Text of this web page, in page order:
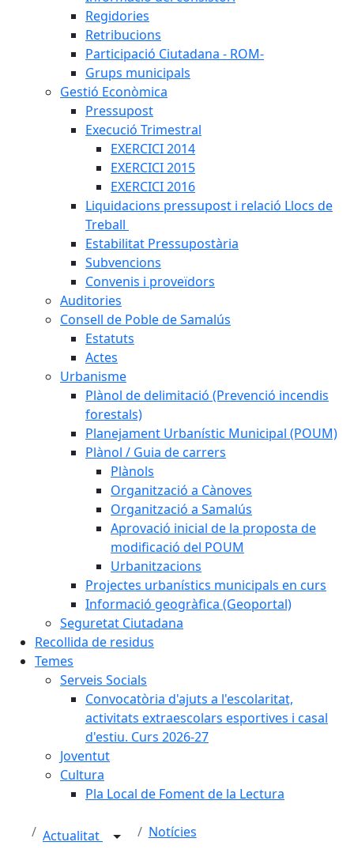
Regidories
Retribucions
Participació Ciutadana - ROM-
Grups municipals
Gestió Econòmica
Pressupost
Execució Trimestral
EXERCICI 2014
EXERCICI 2015
EXERCICI 2016
Liquidacions pressupost i relació Llocs de
Treball
Estabilitat Pressupostària
Subvencions
Convenis i proveïdors
Auditories
Consell de Poble de Samalús
Estatuts
Actes
Urbanisme
Plànol de delimitació (Prevenció incendis
forestals)
Planejament Urbanístic Municipal (POUM)
Plànol / Guia de carrers
Plànols
Organització a Cànoves
Organització a Samalús
Aprovació inicial de la proposta de
modificació del POUM
Urbanitzacions
Projectes urbanístics municipals en curs
Informació geogràfica (Geoportal)
Seguretat Ciutadana
Recollida de residus
Temes
Serveis Socials
Convocatòria d'ajuts a l'escolaritat,
activitats extraescolars esportives i casal
d'estiu. Curs 2026-27
Joventut
Cultura
Pla Local de Foment de la Lectura
Actualitat Notícies